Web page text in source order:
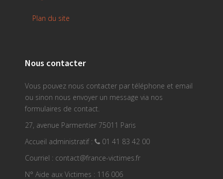
Plan du site
Nous contacter
Vous pouvez nous contacter par téléphone et email
ou sinon nous envoyer un message via nos
formulaires de contact.
27, avenue Parmentier 75011 Paris
Accueil administratif :
01 41 83 42 00
Courriel : contact@france-victimes.fr
N° Aide aux Victimes : 116 006